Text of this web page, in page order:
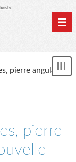
pierre angulaire
pierre